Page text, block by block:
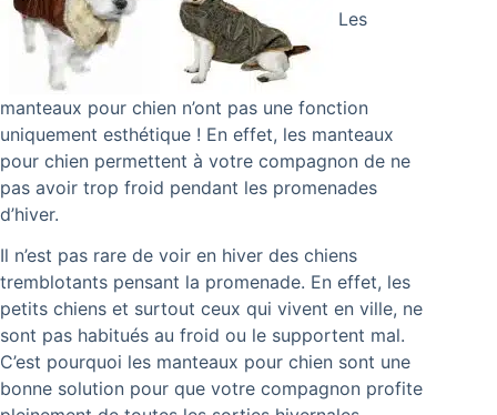
Les
manteaux pour chien n’ont pas une fonction
uniquement esthétique ! En effet, les manteaux
pour chien permettent à votre compagnon de ne
pas avoir trop froid pendant les promenades
d’hiver.
Il n’est pas rare de voir en hiver des chiens
tremblotants pensant la promenade. En effet, les
petits chiens et surtout ceux qui vivent en ville, ne
sont pas habitués au froid ou le supportent mal.
C’est pourquoi les manteaux pour chien sont une
bonne solution pour que votre compagnon profite